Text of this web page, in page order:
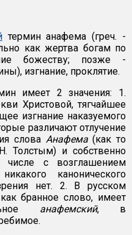
термин анафема (греч. -
как жертва богам по
божеству; позже -
изгнание, проклятие.
имеет 2 значения: 1.
Христовой, тягчайшее
изгнание наказуемого
различают отлучение
слова Анафема(как то
Толстым) и собственно
числе с возглашением
канонического
нет. 2. В русском
бранное слово, имеет
анафемский, в